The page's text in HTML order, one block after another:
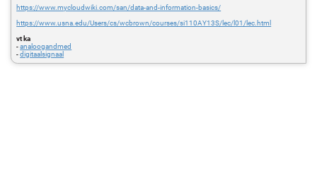
https://www.mycloudwiki.com/san/data-and-information-basics/
https://www.usna.edu/Users/cs/wcbrown/courses/si110AY13S/lec/l01/lec.html
vt ka
-analoogandmed
-digitaalsignaal